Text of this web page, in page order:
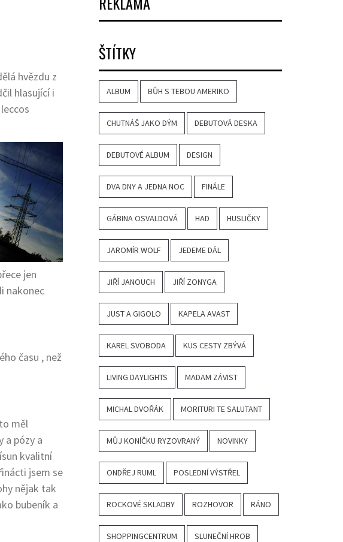
hvězdu z
hlasující i
jen
nakonec
času , než
měl
a pózy a
kvalitní
jsem se
nějak tak
bubeník a
ŠTÍTKY
ALBUM BŮH S TEBOU AMERIKO
CHUTNÁŠ JAKO DÝM DEBUTOVÁ DESKA
DEBUTOVÉ ALBUM DESIGN
DVA DNY A JEDNA NOC FINÁLE
GÁBINA OSVALDOVÁ HAD HUSLIČKY
JAROMÍR WOLF JEDEME DÁL
JIŘÍ JANOUCH JIŘÍ ZONYGA
JUST A GIGOLO KAPELA AVAST
KAREL SVOBODA KUS CESTY ZBÝVÁ
LIVING DAYLIGHTS MADAM ZÁVIST
MICHAL DVOŘÁK MORITURI TE SALUTANT
MŮJ KONÍČKU RYZOVRANÝ NOVINKY
ONDŘEJ RUML POSLEDNÍ VÝSTŘEL
ROCKOVÉ SKLADBY ROZHOVOR RÁNO
SHOPPINGCENTRUM SLUNEČNÍ HROB